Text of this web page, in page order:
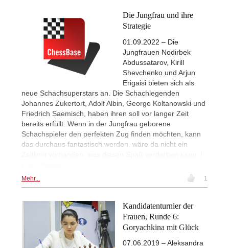
Die Jungfrau und ihre
Strategie
01.09.2022 – Die
Jungfrauen Nodirbek
Abdussatarov, Kirill
Shevchenko und Arjun
Erigaisi bieten sich als
neue Schachsuperstars an. Die Schachlegenden
Johannes Zukertort, Adolf Albin, George Koltanowski und
Friedrich Saemisch, haben ihren soll vor langer Zeit
bereits erfüllt. Wenn in der Jungfrau geborene
Schachspieler den perfekten Zug finden möchten, kann
das durchaus fantastisch werden, wäre da nicht ein
Mehr... 1
Kandidatenturnier der
Frauen, Runde 6:
Goryachkina mit Glück
07.06.2019 – Aleksandra